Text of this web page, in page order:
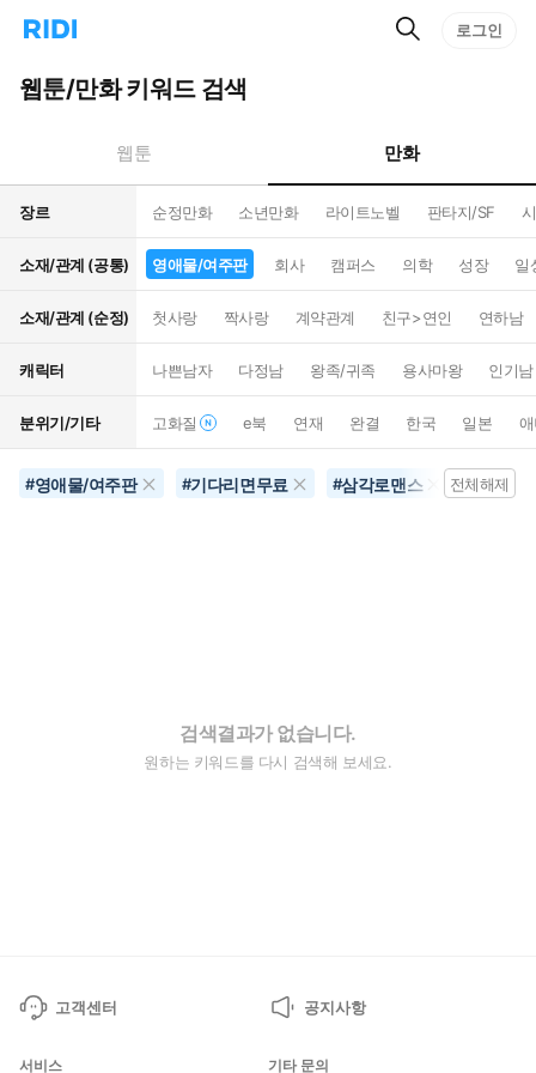
리
홈
으
턴
트
검
로그인
웹툰/만화 키워드 검색
웹툰 만화
장르 순정만화 소년만화 라이트노벨 판타지/SF
소재/관계 (공통) 영애물/여주판 회사 캠퍼스 의학 성장 일
소재/관계 (순정) 첫사랑 짝사랑 계약관계 친구>연인 연하남
캐릭터 나쁜남자 다정남 왕족/귀족 용사마왕 인기남
분위기/기타 고화질 e북 연재 완결 한국 일본
#영애물/여주판 #기다리면무료 #삼각로맨스 #4컷만화
전체해제
검색결과가 없습니다.
원하는 키워드를 다시 검색해 보세요.
고객센터 공지사항
서비스 기타 문의